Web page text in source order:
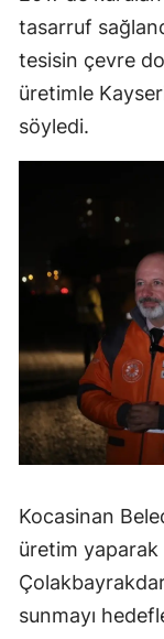
tasarruf
tesisin çevre
üretimle
söyledi.
Kocasinan
üretim
sunmayı